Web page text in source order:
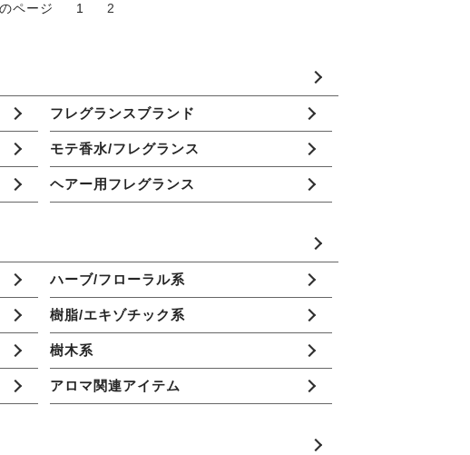
ページ 1 2
フレグランスブランド
モテ香水/フレグランス
ヘアー用フレグランス
ハーブ/フローラル系
樹脂/エキゾチック系
樹木系
アロマ関連アイテム